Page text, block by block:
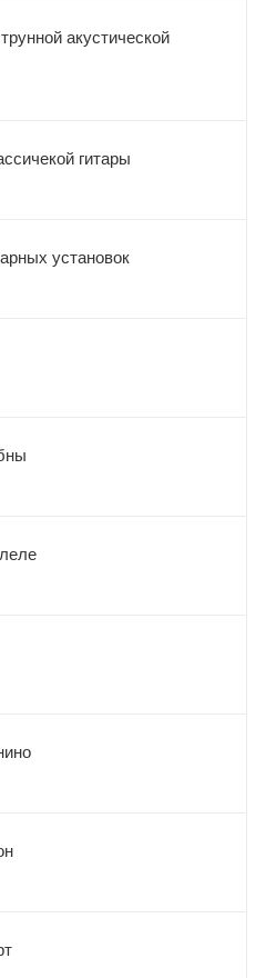
акустической
гитары
установок